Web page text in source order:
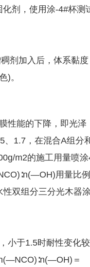
剂，使用涂-4#杯测
剂加入后，体系黏度
)。
性能的下降，即光泽
1.7，在混合A组分
m2的施工用量喷涂
用量比例
双组分三分光木器
小于1.5时耐性变化较
＝